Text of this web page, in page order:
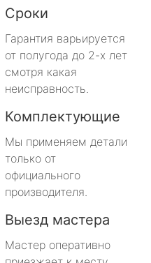
Сроки
Гарантия варьируется
от полугода до 2-х лет
смотря какая
неисправность.
Комплектующие
Мы применяем детали
только от
официального
производителя.
Выезд мастера
Мастер оперативно